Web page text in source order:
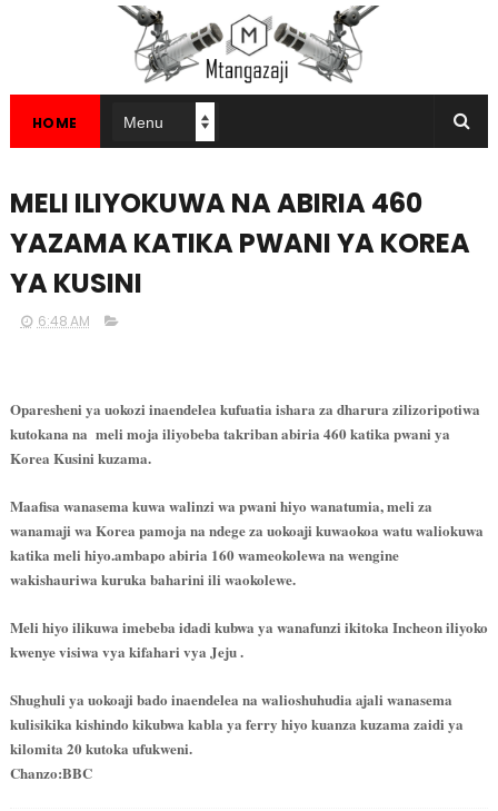
HOME
MELI ILIYOKUWA NA ABIRIA 460
YAZAMA KATIKA PWANI YA KOREA
YA KUSINI
6:48 AM
Oparesheni ya uokozi inaendelea kufuatia ishara za dharura zilizoripotiwa
kutokana na meli moja iliyobeba takriban abiria 460 katika pwani ya
Korea Kusini kuzama.
Maafisa wanasema kuwa walinzi wa pwani hiyo wanatumia, meli za
wanamaji wa Korea pamoja na ndege za uokoaji kuwaokoa watu waliokuwa
katika meli hiyo.ambapo abiria 160 wameokolewa na wengine
wakishauriwa kuruka baharini ili waokolewe.
Meli hiyo ilikuwa imebeba idadi kubwa ya wanafunzi ikitoka Incheon iliyoko
kwenye visiwa vya kifahari vya Jeju .
Shughuli ya uokoaji bado inaendelea na walioshuhudia ajali wanasema
kulisikika kishindo kikubwa kabla ya ferry hiyo kuanza kuzama zaidi ya
kilomita 20 kutoka ufukweni.
Chanzo:BBC